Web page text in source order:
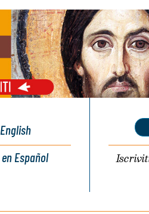
Español